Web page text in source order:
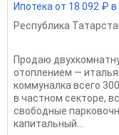
Ипотека от 18 092 ₽
Республика
Продаю
отоплением —
коммуналка всего
в частном секторе,
свободные
капитальный...